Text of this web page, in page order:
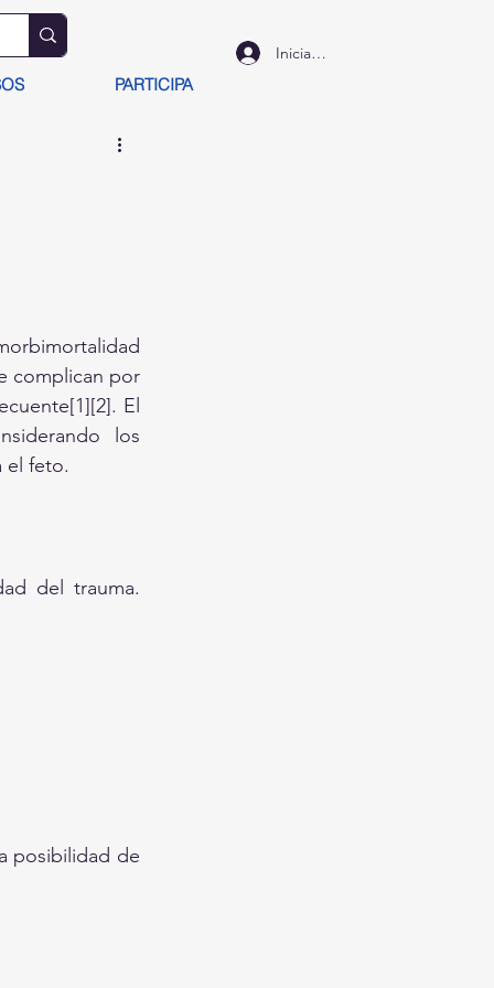
PARTICIPA
Iniciar sesión
complican por
El
los
el feto.
del trauma.
posibilidad de